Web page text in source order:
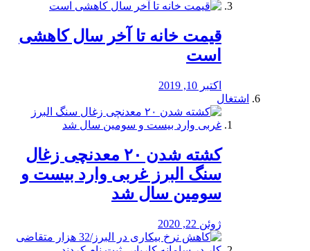
قیمت خانه تا آخر سال کاهشی
است
اکتبر 10, 2019
اشتغال
کشته شدن ۲۰ معدنچی زغال
سنگ البرز غربی وارد بیست و
سومین سال شد
ژوئن 22, 2020